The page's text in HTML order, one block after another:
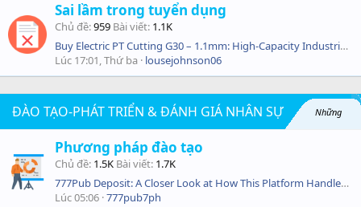
Sai lầm trong tuyển dụng
Chủ đề 959 Bài viết 1.1K
Buy Electric PT Cutting G30 – 1.1mm: High-Capacity Industrial Shredder
Lúc 17:01, Thứ ba lousejohnson06
ĐÀO TẠO-PHÁT TRIỂN & ĐÁNH GIÁ NHÂN SỰ Những
quy định trong đào tạo và phát triển nhân sự & quy trình đánh giá nhân sự chuyên nghiệp
Phương pháp đào tạo
Chủ đề 1.5K Bài viết 1.7K
777Pub Deposit: A Closer Look at How This Platform Handles Your First Transaction
Lúc 05:06 777pub7ph